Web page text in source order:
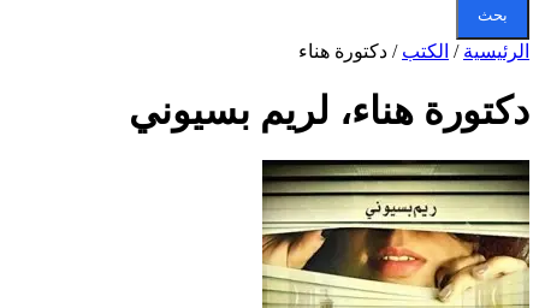
بحث
الرئيسية / الكتب / دكتورة هناء
دكتورة هناء، لريم بسيوني